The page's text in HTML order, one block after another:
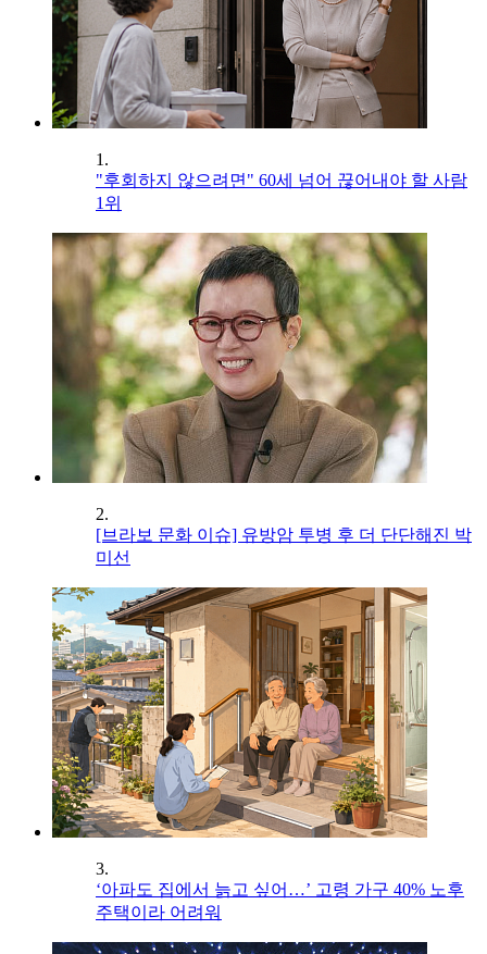
1.
"후회하지 않으려면" 60세 넘어 끊어내야 할 사람
1위
2.
[브라보 문화 이슈] 유방암 투병 후 더 단단해진 박
미선
3.
‘아파도 집에서 늙고 싶어…’ 고령 가구 40% 노후
주택이라 어려워